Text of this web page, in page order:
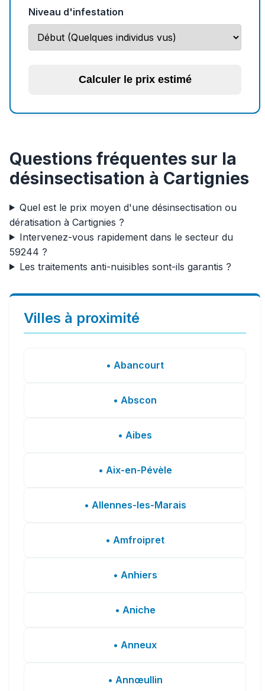
Niveau d'infestation
Calculer le prix estimé
Questions fréquentes sur la
désinsectisation à Cartignies
Quel est le prix moyen d'une désinsectisation ou
dératisation à Cartignies ?
Intervenez-vous rapidement dans le secteur du
59244 ?
Les traitements anti-nuisibles sont-ils garantis ?
Villes à proximité
• Abancourt
• Abscon
• Aibes
• Aix-en-Pévèle
• Allennes-les-Marais
• Amfroipret
• Anhiers
• Aniche
• Anneux
• Annœullin